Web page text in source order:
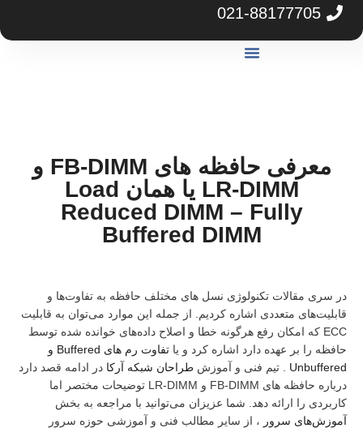
021-88177705
معرفی حافظه های FB-DIMM و
LR-DIMM یا همان Load
Reduced DIMM – Fully
Buffered DIMM
مقالات تکنولوژی نسل های مختلف حافظه به تفاوت‌ها و
متعددی اشاره کردیم. از جمله این موارد می‌توان به قابلیت
ECC که امکان رفع هرگونه خطا و اصلاح داده‌های خوانده شده توسط
را بر عهده دارد اشاره کرد و یا
تفاوت رم های Buffered و
. تیم فنی و آموزش طراحان شبکه آرکادر ادامه قصد دارد
درباره حافظه های FB-DIMM و LR-DIMM توضیحات مختصر اما
را ارائه دهد. شما عزیزان می‌توانید با مراجعه به بخش
سرور، از سایر مطالب فنی و آموزشی حوزه سرور